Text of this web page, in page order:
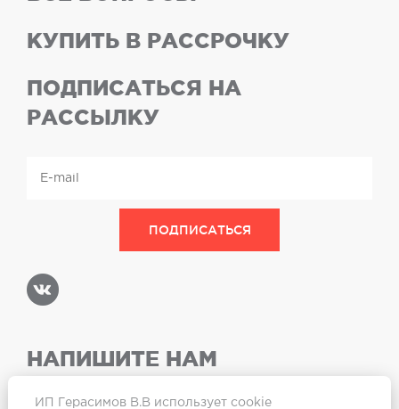
КУПИТЬ В РАССРОЧКУ
ПОДПИСАТЬСЯ НА
РАССЫЛКУ
НАПИШИТЕ НАМ
ИП Герасимов В.В использует cookie